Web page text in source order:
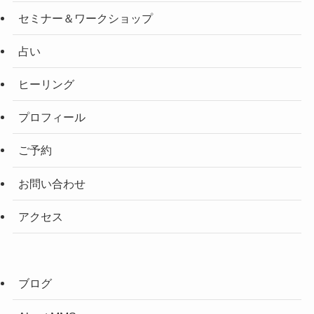
セミナー＆ワークショップ
占い
ヒーリング
プロフィール
ご予約
お問い合わせ
アクセス
ブログ